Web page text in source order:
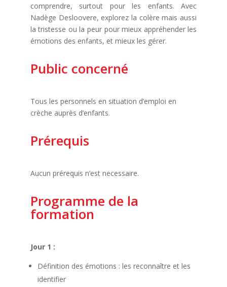
comprendre, surtout pour les enfants. Avec
Nadège Desloovere, explorez la colère mais aussi
la tristesse ou la peur pour mieux appréhender les
émotions des enfants, et mieux les gérer.
Public concerné
Tous les personnels en situation d’emploi en
crèche auprès d’enfants.
Prérequis
Aucun prérequis n’est necessaire.
Programme de la
formation
Jour 1 :
Définition des émotions : les reconnaître et les
identifier